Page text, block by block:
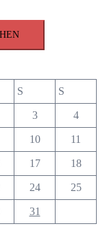
S S
3 4
10 11
17 18
24 25
31